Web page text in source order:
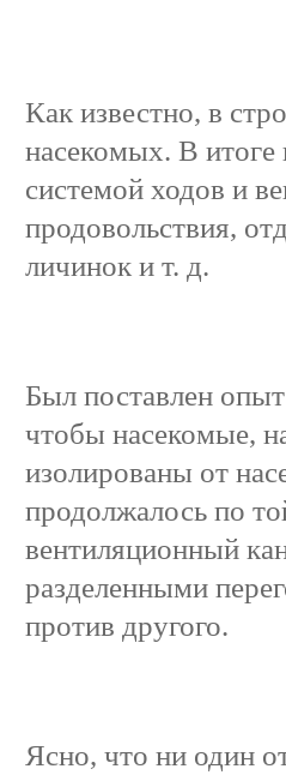
Как известно, в
насекомых. В итоге
системой ходов и
продовольствия,
личинок и т. д.
Был поставлен
чтобы насекомые,
изолированы от
продолжалось по
вентиляционный
разделенными
против другого.
Ясно, что ни один